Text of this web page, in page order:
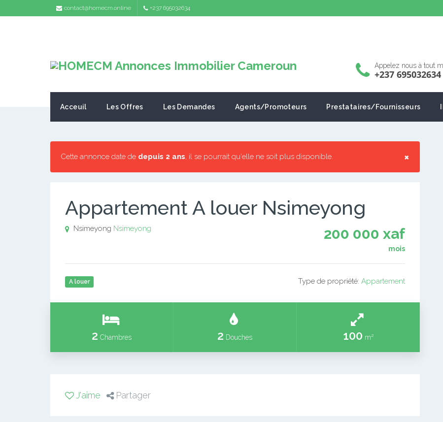
contact@homecm.online +237 695032634
Appelez nous à tout
+237 695032634
Acceuil Les Offres Les Demandes Agents/Promoteurs Prestataires/Fournisseurs
×
Cette annonce date de depuis 2 ans, il se pourrait qu'elle ne soit plus disponible.
Appartement A louer Nsimeyong
200 000 xaf
mois
Nsimeyong Nsimeyong
A louer Type de propriété: Appartement
2 Chambres 2 Douches 100 m²
J'aime Partager